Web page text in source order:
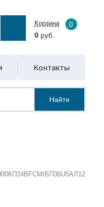
Корзина
0
0руб.
Контакты
Найти
БП36U5АЛ12